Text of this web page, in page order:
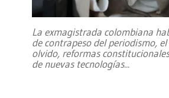
La exmagistrada colombiana
de contrapeso del periodismo,
olvido, reformas
de nuevas tecnologías...